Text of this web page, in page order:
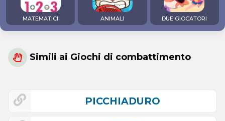
MATEMATICI ANIMALI DUE GIOCATORI
Simili ai Giochi di combattimento
PICCHIADURO